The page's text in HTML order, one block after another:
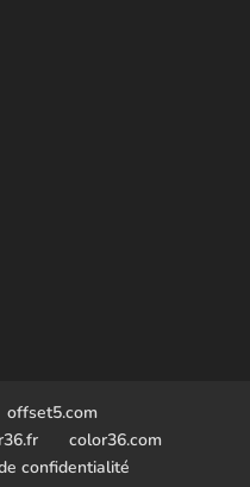
offset5.com
color36.com
confidentialité